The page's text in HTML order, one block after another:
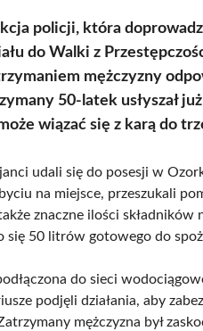
policji, która
do Walki z
mężczyzny
50-latek usłyszał
wiązać się z karą do
udali się do posesji w
na miejsce, przeszukali
znaczne ilości składników
się 50 litrów gotowego do
do sieci
podjęli działania, aby
mężczyzna był